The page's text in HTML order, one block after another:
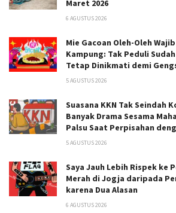
Maret 2026
6 AGUSTUS 2026
Mie Gacoan Oleh-Oleh
Kampung: Tak Peduli
Tetap Dinikmati demi
5 AGUSTUS 2026
Suasana KKN Tak Seindah
Banyak Drama Sesama
Palsu Saat Perpisahan
5 AGUSTUS 2026
Saya Jauh Lebih Rispek ke
Merah di Jogja daripada
karena Dua Alasan
6 AGUSTUS 2026